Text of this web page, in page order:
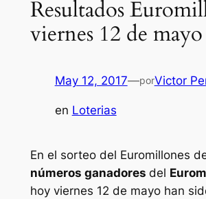
Resultados
viernes 12 de mayo
May 12, 2017—porVictor
en Loterias
En el sorteo del Euromillones
números ganadores del
hoy viernes 12 de mayo han